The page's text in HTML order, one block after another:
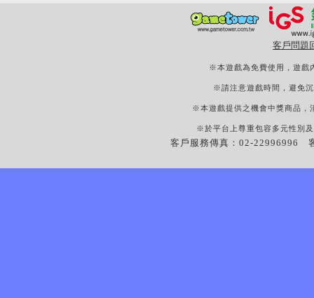
客戶問題
※本遊戲為免費使用，遊戲
※請注意遊戲時間，避免
※本遊戲提供之機會中獎商品，
※於平台上尊重包容多元性別
客戶服務傳真：02-22996996